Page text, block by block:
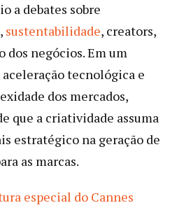
a debates sobre
sustentabilidade, creators,
dos negócios. Em um
tecnológica e
dos mercados,
que a criatividade assuma
estratégico na geração de
as marcas.
especial do Cannes